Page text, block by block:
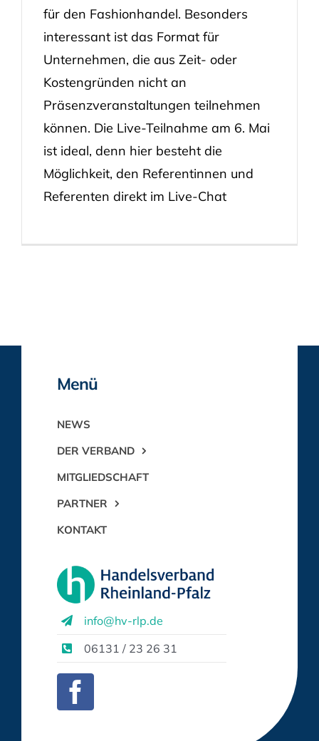
für den Fashionhandel. Besonders
interessant ist das Format für
Unternehmen, die aus Zeit- oder
Kostengründen nicht an
Präsenzveranstaltungen teilnehmen
können. Die Live-Teilnahme am 6. Mai
ist ideal, denn hier besteht die
Möglichkeit, den Referentinnen und
Referenten direkt im Live-Chat
Menü
NEWS
DER VERBAND
MITGLIEDSCHAFT
PARTNER
KONTAKT
info@hv-rlp.de
06131 / 23 26 31